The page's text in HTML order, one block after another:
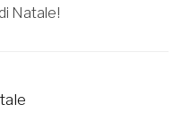
Natale!